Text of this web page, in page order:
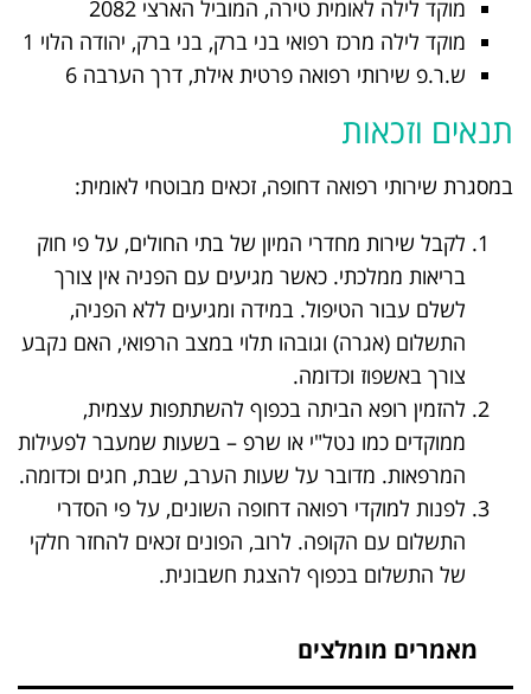
מוקד לילה לאומית טירה, המוביל הארצי 2082
מוקד לילה מרכז רפואי בני ברק, בני ברק, יהודה הלוי 1
ש.ר.פ שירותי רפואה פרטית אילת, דרך הערבה 6
תנאים וזכאות
במסגרת שירותי רפואה דחופה, זכאים מבוטחי לאומית:
לקבל שירות מחדרי המיון של בתי החולים, על פי חוק
בריאות ממלכתי. כאשר מגיעים עם הפניה אין צורך
לשלם עבור הטיפול. במידה ומגיעים ללא הפניה,
התשלום (אגרה) וגובהו תלוי במצב הרפואי, האם נקבע
צורך באשפוז וכדומה.
להזמין רופא הביתה בכפוף להשתתפות עצמית,
ממוקדים כמו נטל"י או שרפ – בשעות שמעבר לפעילות
המרפאות. מדובר על שעות הערב, שבת, חגים וכדומה.
לפנות למוקדי רפואה דחופה השונים, על פי הסדרי
התשלום עם הקופה. לרוב, הפונים זכאים להחזר חלקי
של התשלום בכפוף להצגת חשבונית.
מאמרים מומלצים